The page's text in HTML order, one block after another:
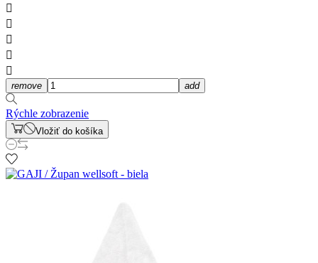





remove add
Rýchle zobrazenie
Vložiť do košíka